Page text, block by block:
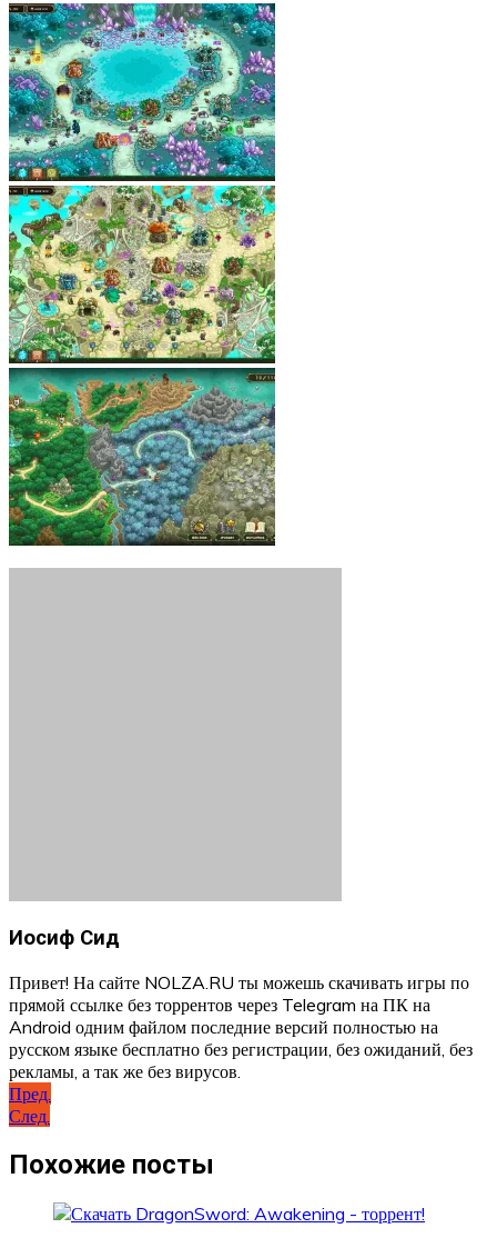
Иосиф Сид
Привет! На сайте NOLZA.RU ты можешь скачивать игры по
прямой ссылке без торрентов через Telegram на ПК на
Android одним файлом последние версий полностью на
русском языке бесплатно без регистрации, без ожиданий, без
рекламы, а так же без вирусов.
Навигация
по
записям
Пред.
След.
Похожие посты